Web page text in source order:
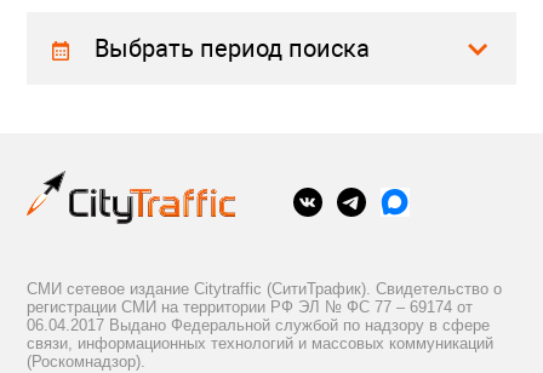
Выбрать период поиска
СМИ сетевое издание Citytraffic (СитиТрафик). Свидетельство о
регистрации СМИ на территории РФ ЭЛ № ФС 77 – 69174 от
06.04.2017 Выдано Федеральной службой по надзору в сфере
связи, информационных технологий и массовых коммуникаций
(Роскомнадзор).